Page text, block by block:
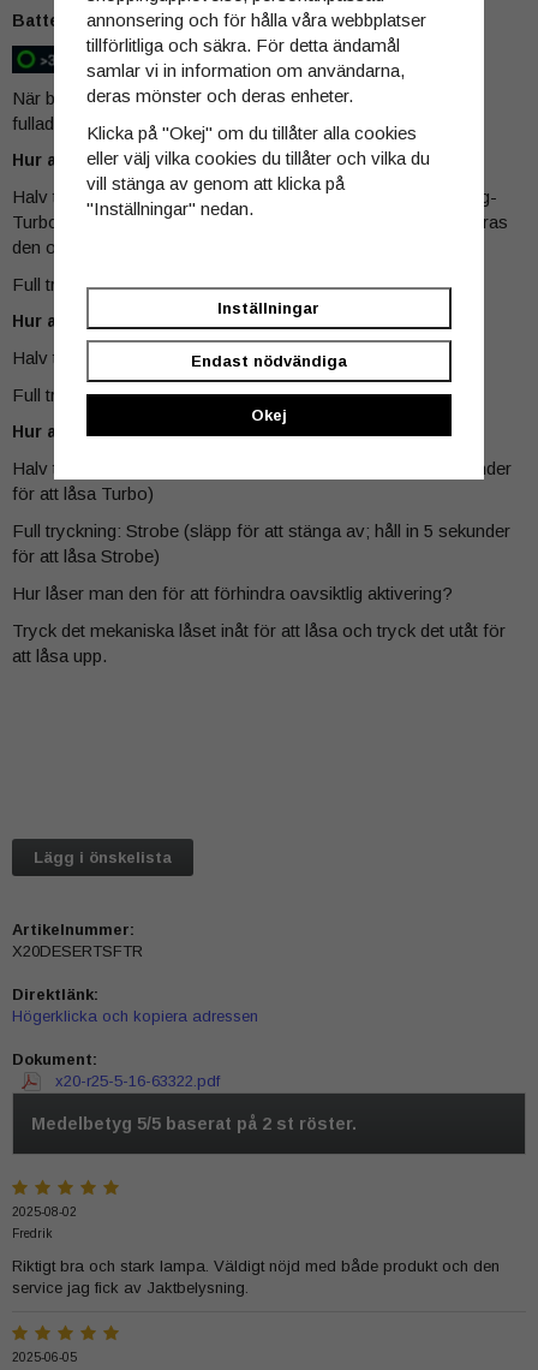
Batteriindikator
När batteriet laddas blinkar indikatorn rött, och när den är
fulladdad blir indikatorn grön.
Hur använder man den i arbetsläge?
Halv tryckning: Växla ljusstyrkenivåer (Låg-Med1-Med2-Hög-
Turbo) när ljusstyrkan är låst. När ljusstyrkan inte är låst sparas
den och släcks när den släpps.
Full tryckning: Låser ljusstyrkan eller stänger av ficklampan.
Hur använder man den i ultralågt läge och SOS-läge?
Halv tryckning: Slå på/av ultralågt läge.
Full tryckning: Slå på/av SOS.
Hur använder man den i taktiskt läge?
Halv tryckning: Turbo (släpp för att stänga av; håll in 5 sekunder
för att låsa Turbo)
Full tryckning: Strobe (släpp för att stänga av; håll in 5 sekunder
för att låsa Strobe)
Hur låser man den för att förhindra oavsiktlig aktivering?
Tryck det mekaniska låset inåt för att låsa och tryck det utåt för
att låsa upp.
Lägg i önskelista
Artikelnummer:
X20DESERTSFTR
Direktlänk:
Högerklicka och kopiera adressen
Dokument:
x20-r25-5-16-63322.pdf
Medelbetyg 5/5 baserat på 2 st röster.
2025-08-02
Fredrik
Riktigt bra och stark lampa. Väldigt nöjd med både produkt och den
service jag fick av Jaktbelysning.
2025-06-05
annonsering och för hålla våra webbplatser
tillförlitliga och säkra. För detta ändamål
samlar vi in information om användarna,
deras mönster och deras enheter.
Klicka på "Okej" om du tillåter alla cookies
eller välj vilka cookies du tillåter och vilka du
vill stänga av genom att klicka på
"Inställningar" nedan.
Inställningar
Endast nödvändiga
Okej